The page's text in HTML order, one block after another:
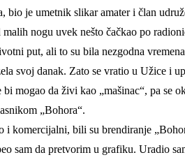
bio je umetnik slikar amater i član
nogu uvek nešto čačkao po
put, ali to su bila nezgodna
svoj danak. Zato se vratio u Užice i
mogao da živi kao „mašinac“, pa
„Bohora“.
i komercijalni, bili su brendiranje
sam da pretvorim u grafiku. Uradio